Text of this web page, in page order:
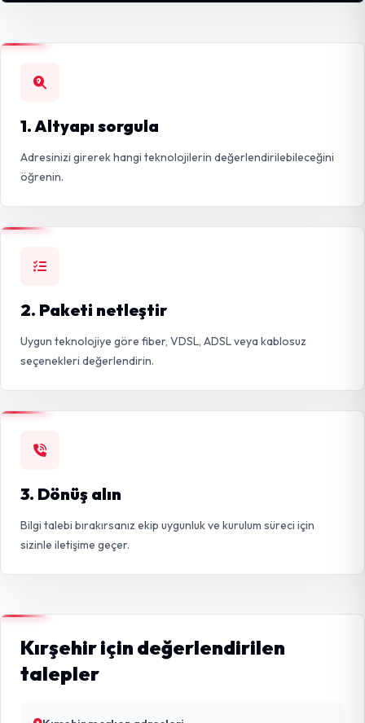
1. Altyapı sorgula
Adresinizi girerek hangi teknolojilerin değerlendirilebileceğini
öğrenin.
2. Paketi netleştir
Uygun teknolojiye göre fiber, VDSL, ADSL veya kablosuz
seçenekleri değerlendirin.
3. Dönüş alın
Bilgi talebi bırakırsanız ekip uygunluk ve kurulum süreci için
sizinle iletişime geçer.
Kırşehir için değerlendirilen
talepler